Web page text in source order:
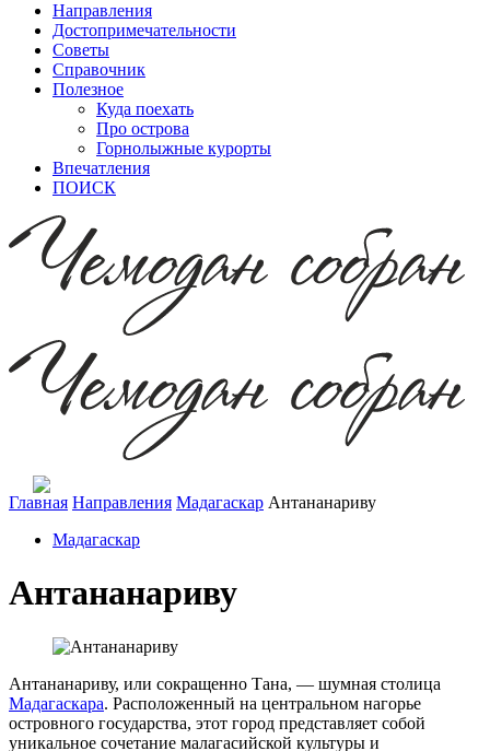
Направления
Достопримечательности
Советы
Справочник
Полезное
Куда поехать
Про острова
Горнолыжные курорты
Впечатления
ПОИСК
Главная Направления Мадагаскар Антананариву
Мадагаскар
Антананариву
Антананариву, или сокращенно Тана, — шумная столица
Мадагаскара. Расположенный на центральном нагорье
островного государства, этот город представляет собой
уникальное сочетание малагасийской культуры и